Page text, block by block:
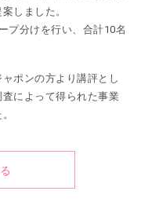
しました。
プ分けを行い、合計10名
ポンの方より講評とし
によって得られた事業